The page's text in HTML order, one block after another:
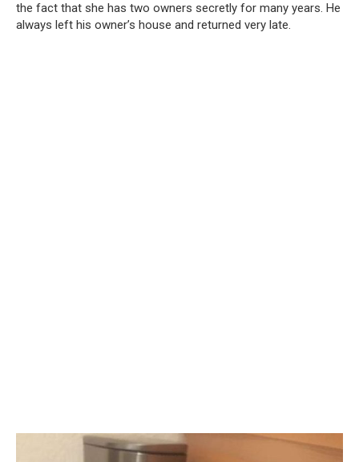
the fact that she has two owners secretly for many years. He
always left his owner’s house and returned very late.